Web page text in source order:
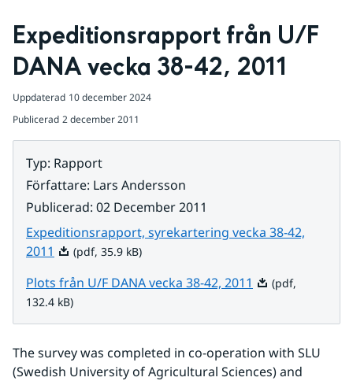
Expeditionsrapport från U/F
DANA vecka 38-42, 2011
Uppdaterad 10 december 2024
Publicerad 2 december 2011
Typ: Rapport
Författare: Lars Andersson
Publicerad: 02 December 2011
Expeditionsrapport, syrekartering vecka 38-42,
2011 Pdf, 35.9 kB.
(pdf, 35.9 kB)
Plots från U/F DANA vecka 38-42, 2011 Pdf, 132.4 kB.
(pdf,
132.4 kB)
The survey was completed in co-operation with SLU
(Swedish University of Agricultural Sciences) and